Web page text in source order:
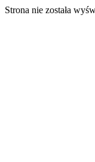
Strona nie została